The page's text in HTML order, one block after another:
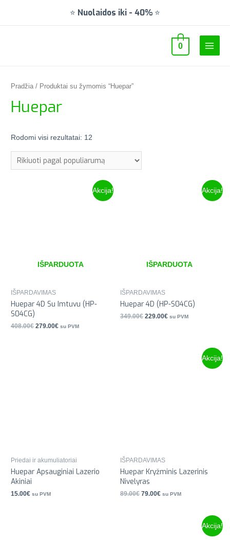
⭐ Nuolaidos iki - 40% ⭐
0
Pradžia / Produktai su žymomis “Huepar”
Huepar
Rodomi visi rezultatai: 12
Akcija!
IŠPARDUOTA
IŠPARDAVIMAS
Huepar 4D Su Imtuvu (HP-
S04CG)
408.00€ 279.00€ su PVM
Akcija!
IŠPARDUOTA
IŠPARDAVIMAS
Huepar 4D (HP-S04CG)
349.00€ 229.00€ su PVM
Priedai ir akumuliatoriai
Huepar Apsauginiai Lazerio
Akiniai
15.00€ su PVM
Akcija!
IŠPARDAVIMAS
Huepar Kryžminis Lazerinis
Nivelyras
89.00€ 79.00€ su PVM
Akcija!